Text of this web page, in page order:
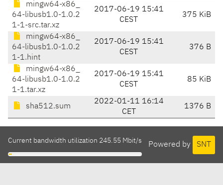
mingw64-x86_
64-libusb1.0-1.0.2
1-1-src.tar.xz
2017-06-19 15:41
CEST
375 KiB
mingw64-x86_
64-libusb1.0-1.0.2
1-1.hint
2017-06-19 15:41
CEST
376 B
mingw64-x86_
64-libusb1.0-1.0.2
1-1.tar.xz
2017-06-19 15:41
CEST
85 KiB
sha512.sum
2022-01-11 16:14
CET
1376 B
Powered by SNT
Current bandwidth utilization 245.55 Mbit/s